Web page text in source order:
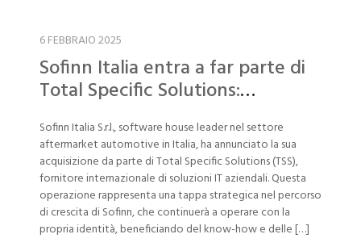
6 FEBBRAIO 2025
Sofinn Italia entra a far parte di
Total Specific Solutions:
settore aftermarket automotive
Sofinn Italia S.r.l., software house leader nel settore
aftermarket automotive in Italia, ha annunciato la sua
acquisizione da parte di Total Specific Solutions (TSS),
fornitore internazionale di soluzioni IT aziendali. Questa
operazione rappresenta una tappa strategica nel percorso
di crescita di Sofinn, che continuerà a operare con la
propria identità, beneficiando del know-how e delle […]